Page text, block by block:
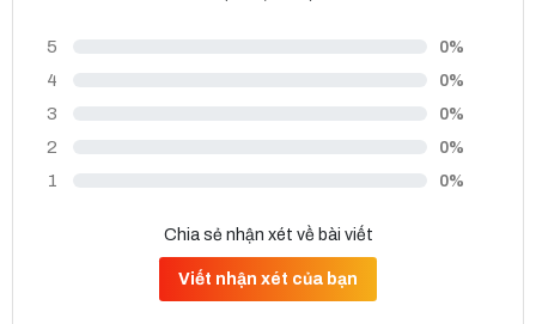
5 0%
4 0%
3 0%
2 0%
1 0%
Chia sẻ nhận xét về bài viết
Viết nhận xét của bạn